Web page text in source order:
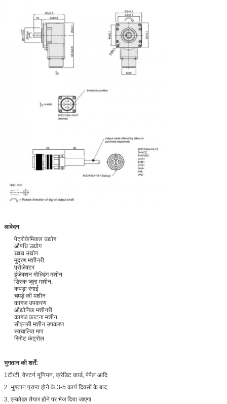
आवेदन
पेट्रोकेमिकल उद्योग
औषधि उद्योग
खाद्य उद्योग
मुद्रण मशीनरी
प्रोजेक्टर
इंजेक्शन मोल्डिंग मशीन
डिस्क जूता मशीन,
कपड़ा रंगाई
चमड़े की मशीन
कागज उपकरण
औद्योगिक मशीनरी
कागज काटना मशीन
सीएनसी मशीन उपकरण
स्वचालित माप
रिमोट कंट्रोल
भुगतान की शर्तें:
1टी/टी, वेस्टर्न यूनियन, क्रेडिट कार्ड, पेपैल आदि
2. भुगतान प्राप्त होने के 3-5 कार्य दिवसों के बाद
3. एन्कोडर तैयार होने पर भेज दिया जाएगा